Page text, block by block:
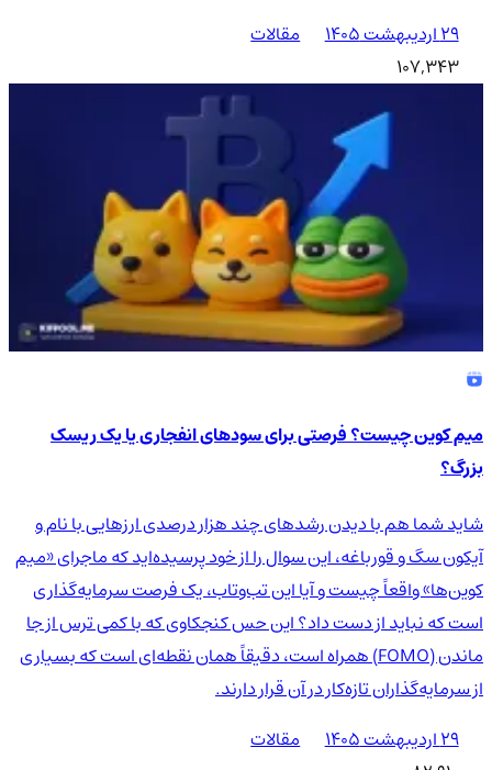
۲۹ اردیبهشت ۱۴۰۵
مقالات
107,343
میم کوین چیست؟ فرصتی برای سودهای انفجاری یا یک ریسک
بزرگ؟
شاید شما هم با دیدن رشدهای چند هزار درصدی ارزهایی با نام و
آیکون سگ و قورباغه، این سوال را از خود پرسیده‌اید که ماجرای «میم
کوین‌ها» واقعاً چیست و آیا این تب‌وتاب، یک فرصت سرمایه‌گذاری
است که نباید از دست داد؟ این حس کنجکاوی که با کمی ترس از جا
ماندن (FOMO) همراه است، دقیقاً همان نقطه‌ای است که بسیاری
از سرمایه‌گذاران تازه‌کار در آن قرار دارند.
۲۹ اردیبهشت ۱۴۰۵
مقالات